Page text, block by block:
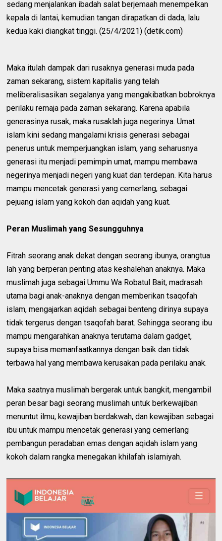
sedang menjalankan ibadah salat berjemaah menempelkan
kepala di lantai, kemudian tangan dirapatkan di dada, lalu
kedua kaki diangkat tinggi. (25/4/2021) (detik.com)
Maka itulah dampak dari rusaknya generasi muda pada
zaman sekarang, sistem kapitalis yang telah
meliberalisasikan segalanya yang mengakibatkan bobroknya
perilaku remaja pada zaman sekarang. Karena apabila
generasinya rusak, maka rusaklah juga negerinya. Umat
islam kini sedang mangalami krisis generasi sebagai
penerus untuk memperjuangkan islam, yang seharusnya
generasi itu menjadi pemimpin umat, mampu membawa
negerinya menjadi negeri yang kuat dan terdepan. Kita harus
mampu mencetak generasi yang cemerlang, sebagai
pejuang islam yang kokoh dan aqidah yang kuat.
Peran Muslimah yang Sesungguhnya
Fitrah seorang anak dekat dengan seorang ibunya, orangtua
lah yang berperan penting atas keshalehan anaknya. Maka
muslimah juga sebagai Ummu Wa Robatul Bait, madrasah
utama bagi anak-anaknya dengan memberikan tsaqofah
islam, mengajarkan aqidah sebagai benteng dirinya supaya
tidak tergerus dengan tsaqofah barat. Sehingga seorang ibu
mampu mengarahkan anaknya terutama dalam gadget,
supaya bisa memanfaatkannya dengan baik dan tidak
terbawa hal yang membawa kerusakan pada perilaku anak.
Maka saatnya muslimah bergerak untuk bangkit, mengambil
peran besar bagi seorang muslimah untuk berkewajiban
menuntut ilmu, kewajiban berdakwah, dan kewajiban sebagai
ibu untuk mampu mencetak generasi yang cemerlang
pembangun peradaban emas dengan aqidah islam yang
kokoh dalam rangka menegakan khilafah islamiyah.